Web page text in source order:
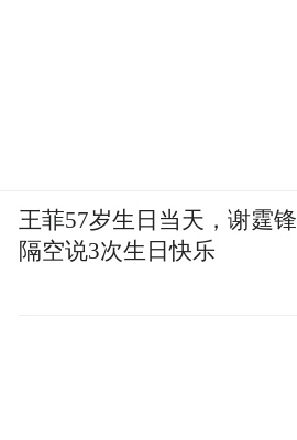
王菲57岁生日当天，谢霆锋
隔空说3次生日快乐